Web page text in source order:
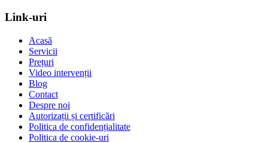
Link-uri
Acasă
Servicii
Prețuri
Video intervenții
Blog
Contact
Despre noi
Autorizații și certificări
Politica de confidențialitate
Politica de cookie-uri